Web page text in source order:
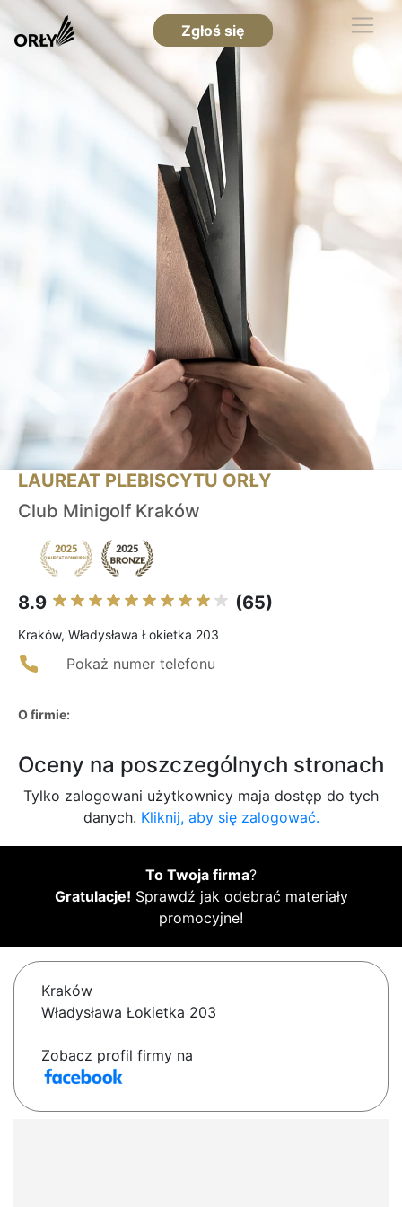
Zgłoś się
LAUREAT PLEBISCYTU ORŁY
Club Minigolf Kraków
8.9 (65)
Kraków, Władysława Łokietka 203
Pokaż numer telefonu
O firmie:
Oceny na poszczególnych stronach
Tylko zalogowani użytkownicy maja dostęp do tych
danych. Kliknij, aby się zalogować.
To Twoja firma?
Gratulacje! Sprawdź jak odebrać materiały
promocyjne!
Kraków
Władysława Łokietka 203
Zobacz profil firmy na